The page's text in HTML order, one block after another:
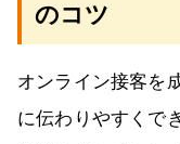
のコツ
オンライン接客を
に伝わりやすくで